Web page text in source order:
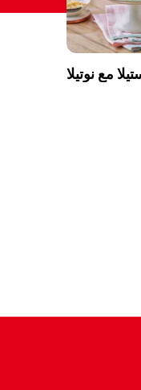
مع نوتيلا